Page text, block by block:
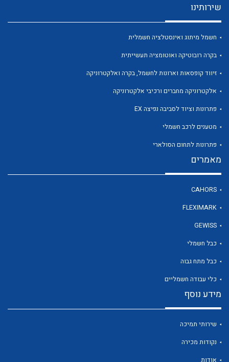
לכל מוצרי היצרן
שירותינו
חשמל מיתוג ואינסטלציה חשמלית
בקרה רובוטיקה ואוטומציה תעשייתית
זיווד קופסאות וארונות לחשמל, בקרה ואלקטרוניקה
אלקטרוניקה מחברים ורכיבי אלקטרוניקה
פתרונות וציוד לסביבה נפיצה EX
מטענים לרכב חשמלי
פתרונות לתחום הסולארי
מאמרים
CAHORS
FLEXIMARK
GEWISS
כבל חשמלי
כבל מתח גבוה
כלי עבודה חשמליים
מידע נוסף
שירותי תמיכה
נקודות מכירה
אודות